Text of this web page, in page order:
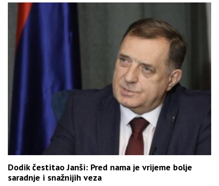
Dodik čestitao Janši: Pred nama je vrijeme bolje
saradnje i snažnijih veza